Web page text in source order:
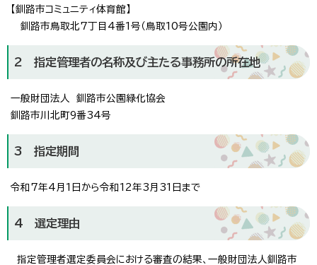
【釧路市コミュニティ体育館】
釧路市鳥取北7丁目4番1号（鳥取10号公園内）
2 指定管理者の名称及び主たる事務所の所在地
一般財団法人 釧路市公園緑化協会
釧路市川北町9番34号
3 指定期間
令和7年4月1日から令和12年3月31日まで
4 選定理由
指定管理者選定委員会における審査の結果、一般財団法人釧路市